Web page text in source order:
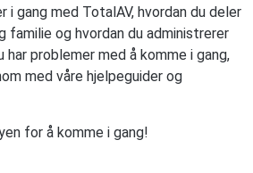
i gang med TotalAV, hvordan du deler
familie og hvordan du administrerer
har problemer med å komme i gang,
med våre hjelpeguider og
for å komme i gang!